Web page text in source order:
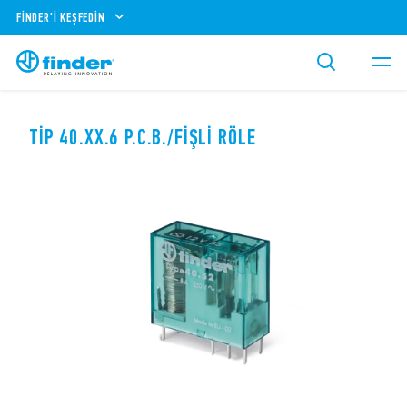
FINDER'I KEŞFEDIN
TIP 40.XX.6 P.C.B./FIŞLI RÖLE